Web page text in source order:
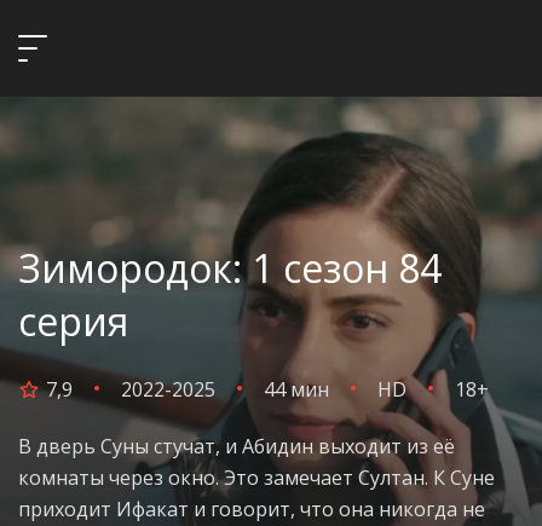
Зимородок: 1 сезон 84
серия
7,9 2022-2025 44 мин HD 18+
В дверь Суны стучат, и Абидин выходит из её
комнаты через окно. Это замечает Султан. К Суне
приходит Ифакат и говорит, что она никогда не